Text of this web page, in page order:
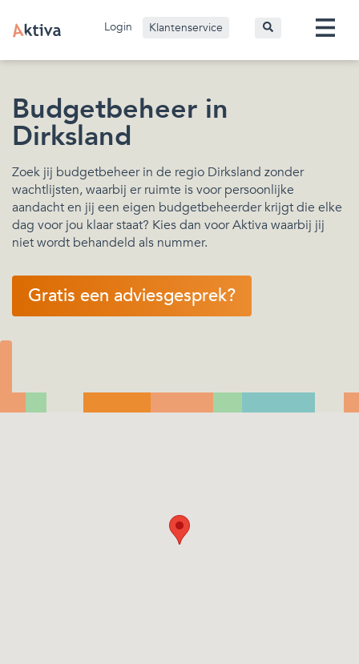
Login Klantenservice
Budgetbeheer in
Dirksland
Zoek jij budgetbeheer in de regio Dirksland zonder
wachtlijsten, waarbij er ruimte is voor persoonlijke
aandacht en jij een eigen budgetbeheerder krijgt die elke
dag voor jou klaar staat? Kies dan voor Aktiva waarbij jij
niet wordt behandeld als nummer.
Gratis een adviesgesprek?